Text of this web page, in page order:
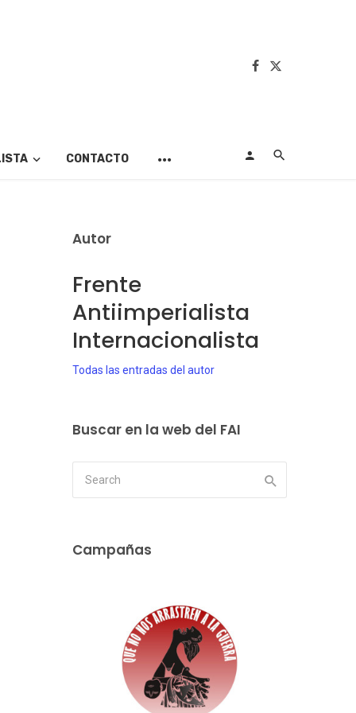
CONTACTO
Autor
Frente
Antiimperialista
Internacionalista
Todas las entradas del autor
Buscar en la web del FAI
Campañas